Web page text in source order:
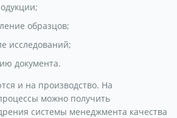
образцов;
исследований;
документа.
и на производство. На
можно получить
системы менеджмента качества